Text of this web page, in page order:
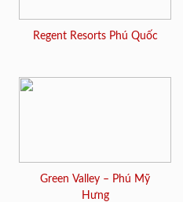
Regent Resorts Phú Quốc
Green Valley – Phú Mỹ
Hưng